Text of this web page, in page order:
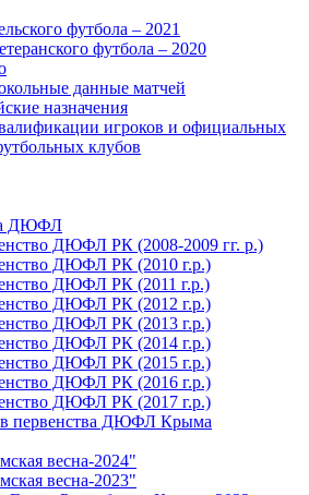
футбола – 2021
футбола – 2020
данные матчей
назначения
игроков и официальных
клубов
ДЮФЛ
ДЮФЛ РК (2008-2009 гг. р.)
ДЮФЛ РК (2010 г.р.)
ДЮФЛ РК (2011 г.р.)
ДЮФЛ РК (2012 г.р.)
ДЮФЛ РК (2013 г.р.)
ДЮФЛ РК (2014 г.р.)
ДЮФЛ РК (2015 г.р.)
ДЮФЛ РК (2016 г.р.)
ДЮФЛ РК (2017 г.р.)
первенства ДЮФЛ Крыма
весна-2024"
весна-2023"